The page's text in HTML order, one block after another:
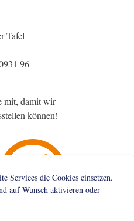
Tafel
96
mit, damit wir
können!
Services die Cookies einsetzen.
auf Wunsch aktivieren oder